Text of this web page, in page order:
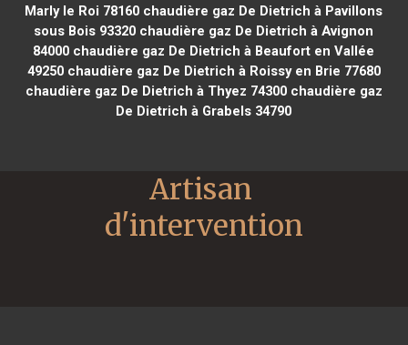
Marly le Roi 78160 chaudière gaz De Dietrich à Pavillons
sous Bois 93320 chaudière gaz De Dietrich à Avignon
84000 chaudière gaz De Dietrich à Beaufort en Vallée
49250chaudière gaz De Dietrich à Roissy en Brie 77680
chaudière gaz De Dietrich à Thyez 74300chaudière gaz
De Dietrich à Grabels 34790
Artisan
d'intervention